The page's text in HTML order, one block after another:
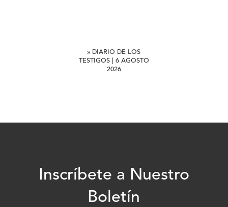
» DIARIO DE LOS
TESTIGOS | 6 AGOSTO
2026
Inscríbete a Nuestro
Boletín